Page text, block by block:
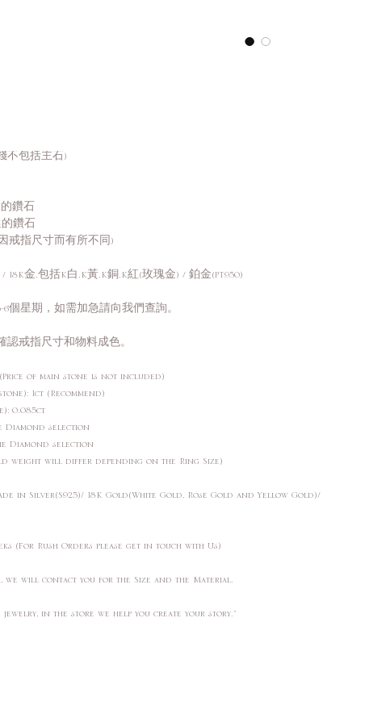
不包括主石)
的鑽石
鑽石
戒指尺寸而有所不同)
18K金,包括K白,K黃,K銅,K紅(玫瑰金) / 鉑金(PT950)
個星期，如需加急請向我們查詢。
認戒指尺寸和物料成色。
(Price of main stone is not included)
1ct (Recommend)
0.085ct
Diamond selection
Diamond selection
weight will differ depending on the Ring Size)
in Silver(S925)/ 18K Gold(White Gold, Rose Gold and Yellow Gold)/
(For Rush Orders please get in touch with Us)
we will contact you for the Size and the Material.
jewelry, in the store we help you create your story."